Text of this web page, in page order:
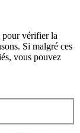
pour vérifier la
Si malgré ces
vous pouvez